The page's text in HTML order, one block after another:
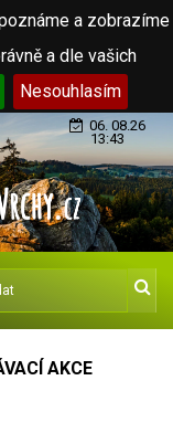
a zobrazíme
a dle vašich
Nesouhlasím
06. 08.26
13:43
AKCE